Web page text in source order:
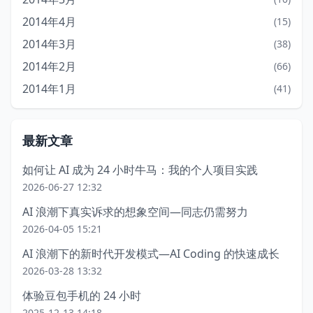
2014年4月 (15)
2014年3月 (38)
2014年2月 (66)
2014年1月 (41)
最新文章
如何让 AI 成为 24 小时牛马：我的个人项目实践
2026-06-27 12:32
AI 浪潮下真实诉求的想象空间—同志仍需努力
2026-04-05 15:21
AI 浪潮下的新时代开发模式—AI Coding 的快速成长
2026-03-28 13:32
体验豆包手机的 24 小时